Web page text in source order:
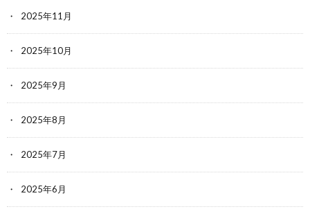
2025年11月
2025年10月
2025年9月
2025年8月
2025年7月
2025年6月